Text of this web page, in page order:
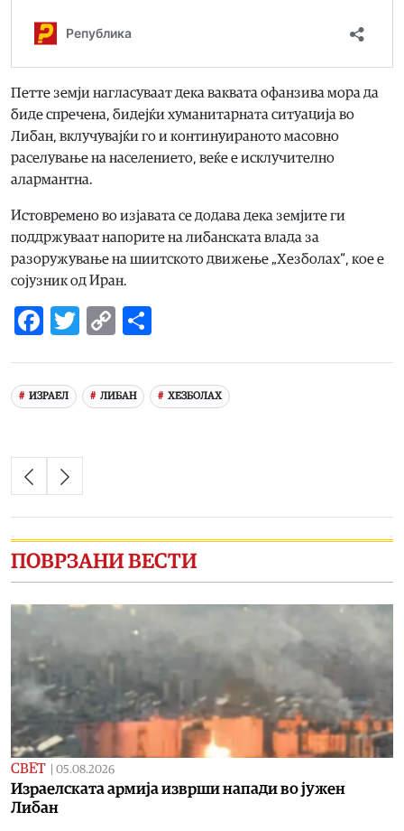
Петте земји нагласуваат дека ваквата офанзива мора да
биде спречена, бидејќи хуманитарната ситуација во
Либан, вклучувајќи го и континуираното масовно
раселување на населението, веќе е исклучително
алармантна.
Истовремено во изјавата се додава дека земјите ги
поддржуваат напорите на либанската влада за
разоружување на шиитското движење „Хезболах“, кое е
сојузник од Иран.
Facebook
Twitter
Copy
ИЗРАЕЛ ЛИБАН ХЕЗБОЛАХ
ПОВРЗАНИ ВЕСТИ
СВЕТ | 05.08.2026
Израелската армија изврши напади во јужен
Либан